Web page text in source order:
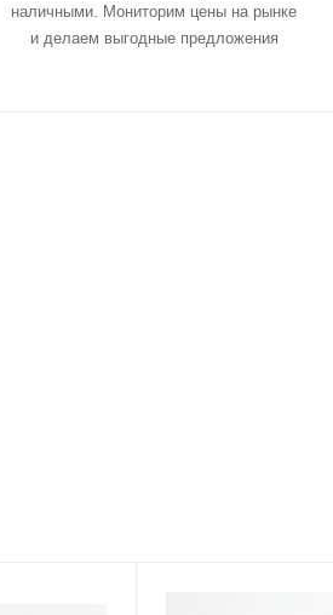
наличными. Мониторим цены на рынке
и делаем выгодные предложения